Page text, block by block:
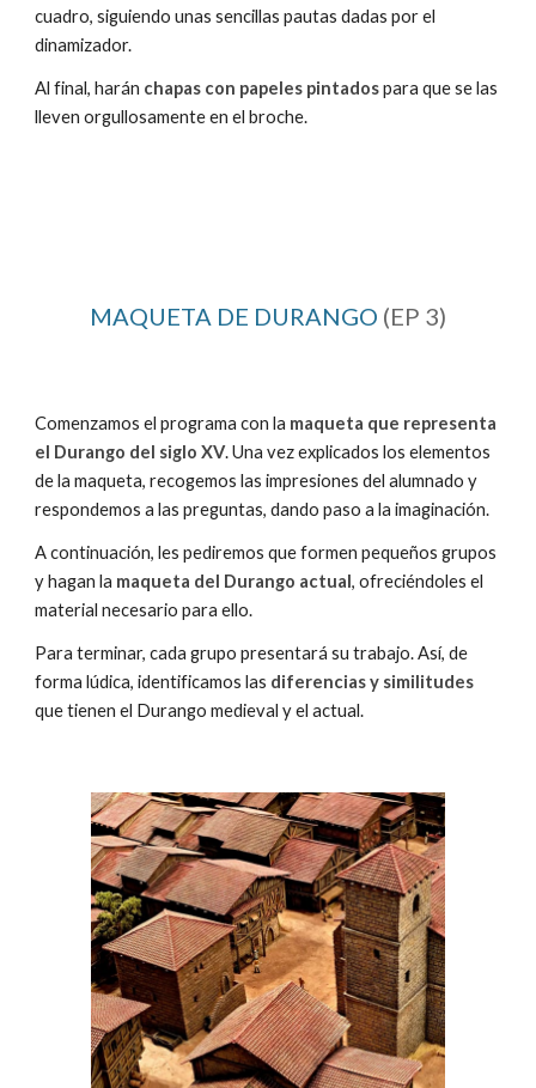
cuadro, siguiendo unas sencillas pautas dadas por el
dinamizador.
Al final, harán chapas con papeles pintadospara que se las
lleven orgullosamente en el broche.
MAQUETA DE DURANGO (EP 3)
Comenzamos el programa con la maqueta que representa
el Durango del siglo XV. Una vez explicados los elementos
de la maqueta, recogemos las impresiones del alumnado y
respondemos a las preguntas, dando paso a la imaginación.
A continuación, les pediremos que formen pequeños grupos
y hagan la maqueta del Durango actual, ofreciéndoles el
material necesario para ello.
Para terminar, cada grupo presentará su trabajo. Así, de
forma lúdica, identificamos las diferencias y similitudes
que tienen el Durango medieval y el actual.